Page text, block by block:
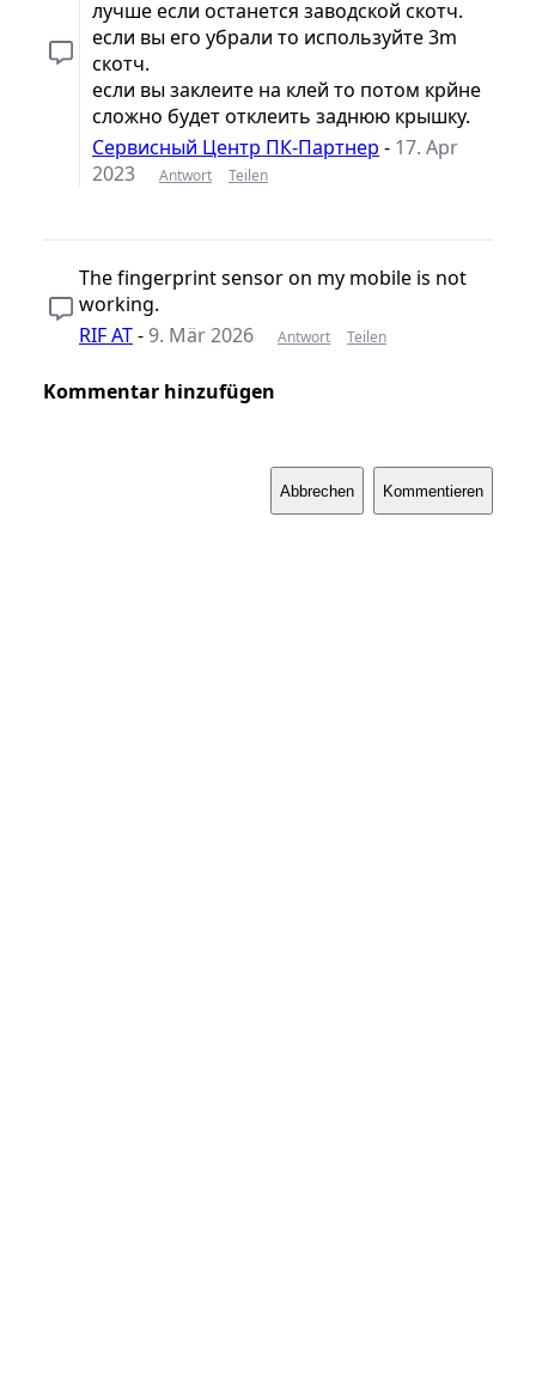
лучше если останется заводской скотч.
если вы его убрали то используйте 3m
скотч.
если вы заклеите на клей то потом крйне
сложно будет отклеить заднюю крышку.
Сервисный Центр ПК-Партнер - 17. Apr
2023
Antwort Teilen
The fingerprint sensor on my mobile is not
working.
RIF AT-9. Mär 2026 Antwort Teilen
Kommentar hinzufügen
Abbrechen Kommentieren